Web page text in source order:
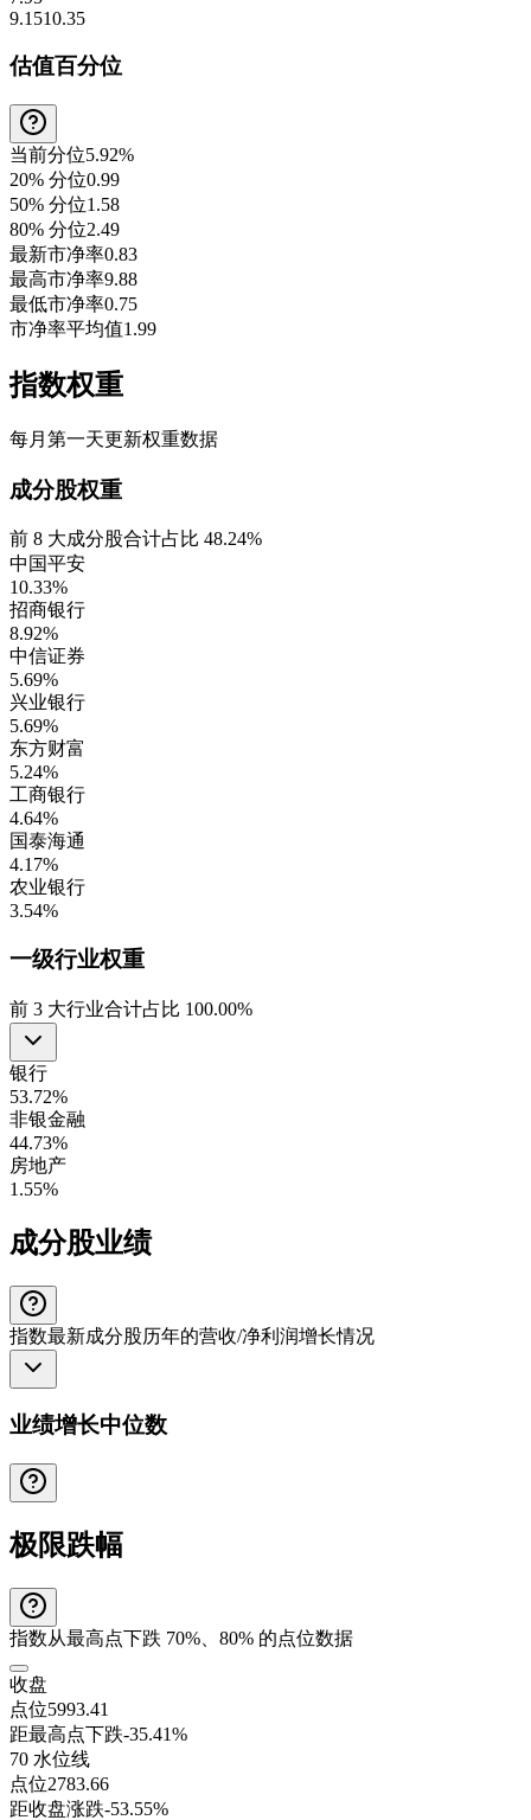
9.1510.35
估值百分位
当前分位5.92%
20% 分位0.99
50% 分位1.58
80% 分位2.49
最新市净率0.83
最高市净率9.88
最低市净率0.75
市净率平均值1.99
指数权重
每月第一天更新权重数据
成分股权重
前 8 大成分股合计占比 48.24%
中国平安
10.33%
招商银行
8.92%
中信证券
5.69%
兴业银行
5.69%
东方财富
5.24%
工商银行
4.64%
国泰海通
4.17%
农业银行
3.54%
一级行业权重
前 3 大行业合计占比 100.00%
银行
53.72%
非银金融
44.73%
房地产
1.55%
成分股业绩
指数最新成分股历年的营收/净利润增长情况
业绩增长中位数
极限跌幅
指数从最高点下跌 70%、80% 的点位数据
收盘
点位5993.41
距最高点下跌-35.41%
70 水位线
点位2783.66
距收盘涨跌-53.55%